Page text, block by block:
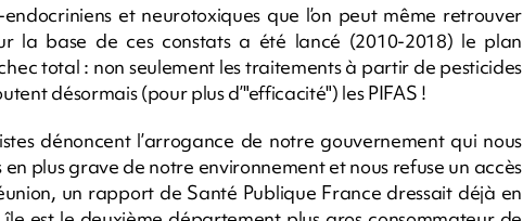
et neurotoxiques que l’on peut même retrouver
la base de ces constats a été lancé (2010-2018) le plan
total : non seulement les traitements à partir de pesticides
désormais (pour plus d’"efficacité") les PIFAS !
dénoncent l’arrogance de notre gouvernement qui nous
plus grave de notre environnement et nous refuse un accès
un rapport de Santé Publique France dressait déjà en